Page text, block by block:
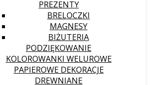
PREZENTY
BRELOCZKI
MAGNESY
BIŻUTERIA
PODZIĘKOWANIE
KOLOROWANKI WELUROWE
PAPIEROWE DEKORACJE
DREWNIANE